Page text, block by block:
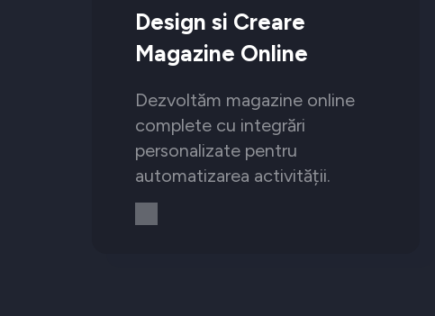
Design si Creare
Magazine Online
Dezvoltăm magazine online
complete cu integrări
personalizate pentru
automatizarea activității.